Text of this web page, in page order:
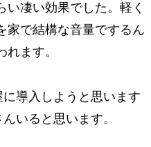
凄い効果でした。軽く
家で結構な音量でするん
ます。
導入しようと思います
いると思います。